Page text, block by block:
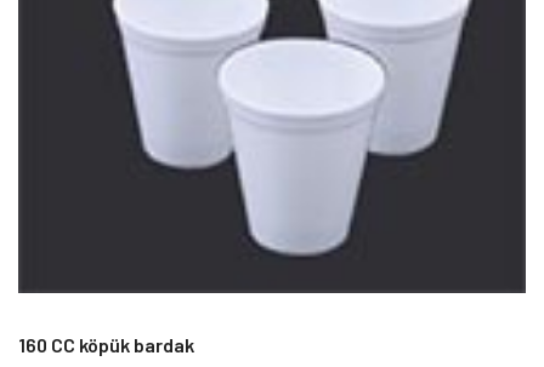
160 CC köpük bardak